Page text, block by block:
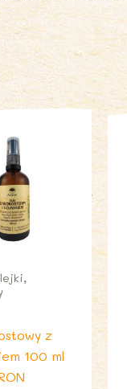
z
100 ml